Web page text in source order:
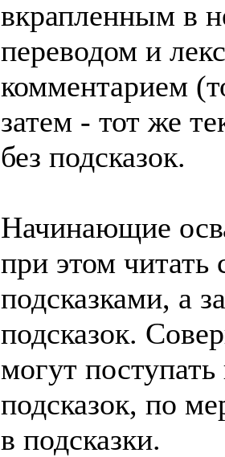
вкрапленным в
переводом и
комментарием
затем - тот же
без подсказок.
Начинающие
при этом читать
подсказками, а
подсказок.
могут поступать
подсказок, по
в подсказки.